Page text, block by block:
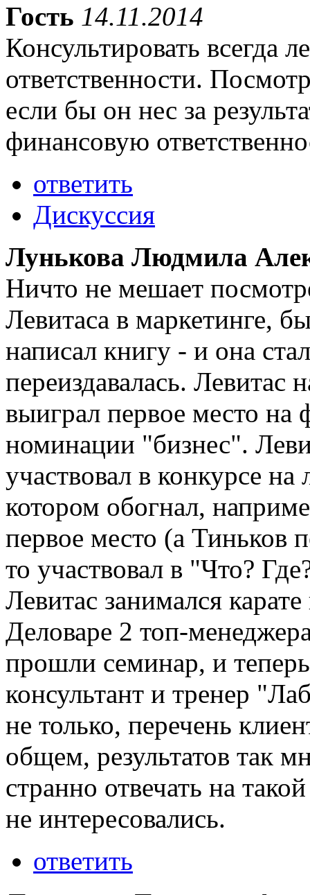
Гость 14.11.2014
Консультировать всегда
ответственности.
если бы он нес за
финансовую
ответить
Дискуссия
Лунькова Людмила
Ничто не мешает
Левитаса в маркетинге,
написал книгу - и она
переиздавалась. Левитас
выиграл первое место на
номинации "бизнес".
участвовал в конкурсе
котором обогнал,
первое место (а Тиньков
то участвовал в "Что?
Левитас занимался
Деловаре 2 топ-
прошли семинар, и
консультант и тренер
не только, перечень
общем, результатов так
странно отвечать на
не интересовались.
ответить